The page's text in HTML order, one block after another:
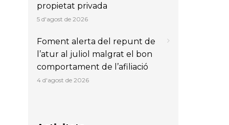
propietat privada
5 d'agost de 2026
Foment alerta del repunt de
l’atur al juliol malgrat el bon
comportament de l’afiliació
4 d'agost de 2026